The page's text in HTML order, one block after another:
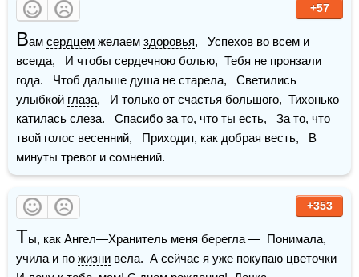
+57
Вам сердцем желаем здоровья,   Успехов во всем и
всегда,   И чтобы сердечною болью,  Тебя не пронзали
года.   Чтоб дальше душа не старела,   Светились
улыбкой глаза,   И только от счастья большого,  Тихонько
катилась слеза.   Спасибо за то, что ты есть,   За то, что
твой голос весенний,   Приходит, как добрая весть,   В
минуты тревог и сомнений.
+353
Ты, как Ангел—Хранитель меня берегла —  Понимала,
учила и по жизни вела.  А сейчас я уже покупаю цветочки